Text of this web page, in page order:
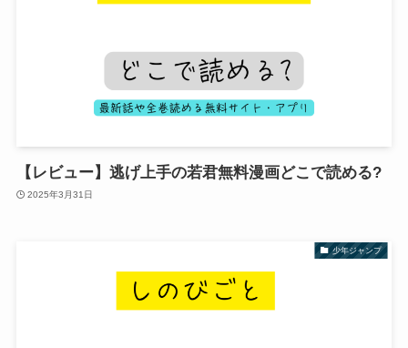
【レビュー】逃げ上手の若君無料漫画どこで読める?
2025年3月31日
少年ジャンプ